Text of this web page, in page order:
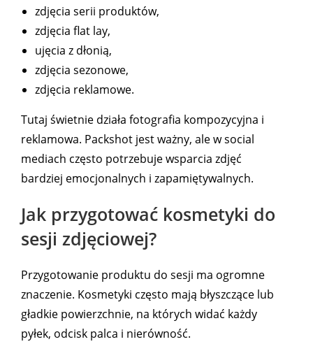
zdjęcia serii produktów,
zdjęcia flat lay,
ujęcia z dłonią,
zdjęcia sezonowe,
zdjęcia reklamowe.
Tutaj świetnie działa fotografia kompozycyjna i
reklamowa. Packshot jest ważny, ale w social
mediach często potrzebuje wsparcia zdjęć
bardziej emocjonalnych i zapamiętywalnych.
Jak przygotować kosmetyki do
sesji zdjęciowej?
Przygotowanie produktu do sesji ma ogromne
znaczenie. Kosmetyki często mają błyszczące lub
gładkie powierzchnie, na których widać każdy
pyłek, odcisk palca i nierówność.